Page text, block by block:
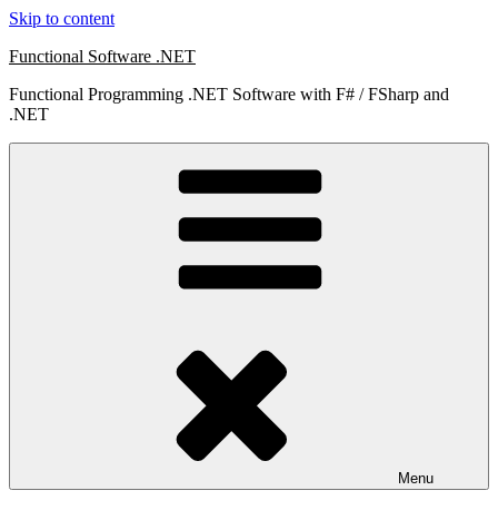
Skip to content
Functional Software .NET
Functional Programming .NET Software with F# / FSharp and
.NET
Menu